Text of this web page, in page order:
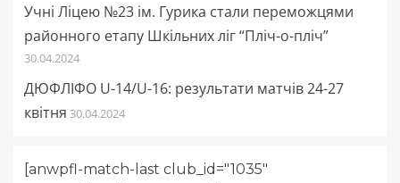
Учні Ліцею №23 ім. Гурика стали переможцями
районного етапу Шкільних ліг “Пліч-о-пліч”
30.04.2024
ДЮФЛІФО U-14/U-16: результати матчів 24-27
квітня 30.04.2024
[anwpfl-match-last club_id="1035"